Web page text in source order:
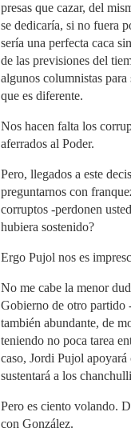
presas que cazar, del
se dedicaría, si no fuera
sería una perfecta caca
de las previsiones del
algunos columnistas
que es diferente.
Nos hacen falta los
aferrados al Poder.
Pero, llegados a este
preguntarnos con
corruptos -perdonen
hubiera sostenido?
Ergo Pujol nos es
No me cabe la menor
Gobierno de otro partido
también abundante, de
teniendo no poca tarea
caso, Jordi Pujol
sustentará a los
Pero es ciento volando.
con González.